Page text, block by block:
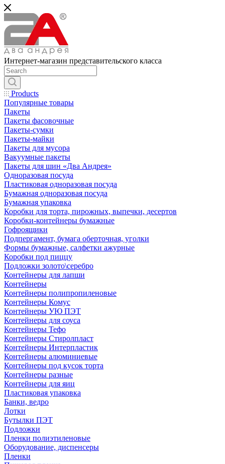
Интернет-магазин представительского класса
Products
Популярные товары
Пакеты
Пакеты фасовочные
Пакеты-сумки
Пакеты-майки
Пакеты для мусора
Вакуумные пакеты
Пакеты для шин «Два Андрея»
Одноразовая посуда
Пластиковая одноразовая посуда
Бумажная одноразовая посуда
Бумажная упаковка
Коробки для торта, пирожных, выпечки, десертов
Коробки-контейнеры бумажные
Гофроящики
Подпергамент, бумага оберточная, уголки
Формы бумажные, салфетки ажурные
Коробки под пиццу
Подложки золото\серебро
Контейнеры для лапши
Контейнеры
Контейнеры полипропиленовые
Контейнеры Комус
Контейнеры УЮ ПЭТ
Контейнеры для соуса
Контейнеры Тефо
Контейнеры Стиролпласт
Контейнеры Интерпластик
Контейнеры алюминиевые
Контейнеры под кусок торта
Контейнеры разные
Контейнеры для яиц
Пластиковая упаковка
Банки, ведро
Лотки
Бутылки ПЭТ
Подложки
Пленки полиэтиленовые
Оборудование, диспенсеры
Пленки